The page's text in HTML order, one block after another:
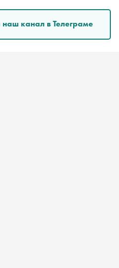
наш канал в Телеграме